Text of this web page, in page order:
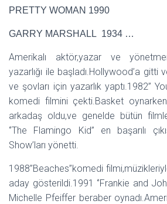
PRETTY WOMAN 1990
GARRY MARSHALL 1934 …
Amerikalı aktör,yazar ve
yazarlığı ile başladı.Hollywood’a gitti
ve şovları için yazarlık yaptı.1982’’
komedi filmini çekti.Basket
arkadaş oldu,ve genelde bütün
‘’The Flamingo Kid’’ en başarılı
Show’ları yönetti.
1988’’Beaches’’komedi
aday gösterildi.1991 ‘’Frankie and
Michelle Pfeiffer beraber